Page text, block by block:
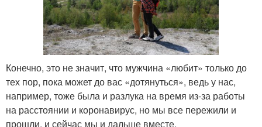
Конечно, это не значит, что мужчина «любит» только до
тех пор, пока может до вас «дотянуться», ведь у нас,
например, тоже была и разлука на время из-за работы
на расстоянии и коронавирус, но мы все пережили и
прошли, и сейчас мы и дальше вместе.